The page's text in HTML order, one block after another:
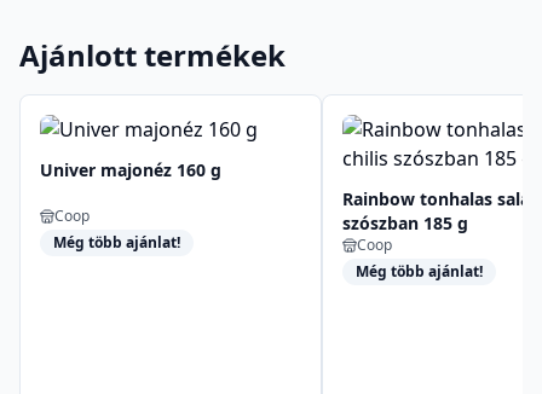
Ajánlott termékek
Univer majonéz 160 g
Coop
Még több ajánlat!
Rainbow tonhalas
szószban 185 g
Coop
Még több ajánlat!